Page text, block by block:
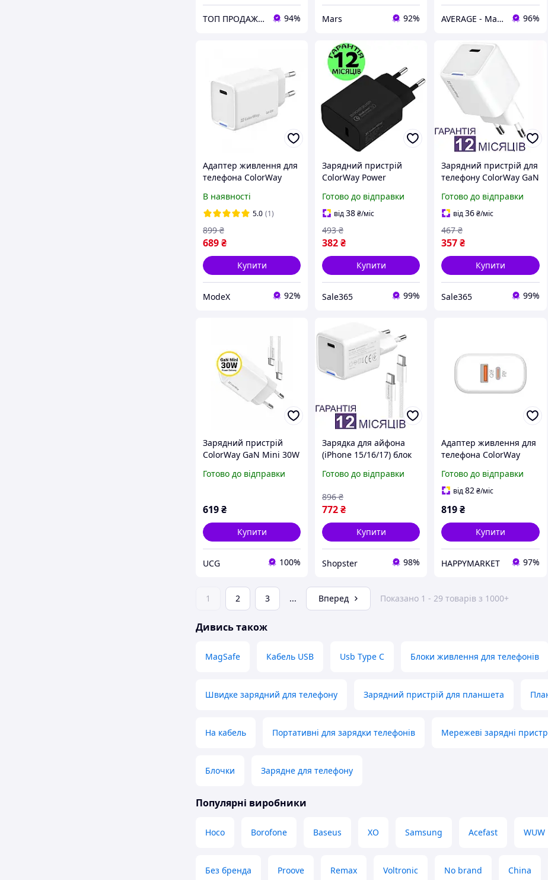
ТОП ПРОДАЖ | Інтернет-супермаркет «NUKLEON» 94% Mars 92% AVERAGE - Магазин Без предоплати 96%
Адаптер живлення для
телефона ColorWay
PPS USB-C White (CW-
CHS049PD-WT)
В наявності
5.0 (1)
689₴
899 ₴
Купити
ModeX 92%
Зарядний пристрій
ColorWay Power
C 20W V2, зарядка блок
живлення юсб тайп сі/
тип с
Готово до відправки
від38₴/міс
382₴
493 ₴
Купити
Sale365 99%
Зарядний пристрій для
телефону ColorWay GaN
білий, мережевий
адаптер швидкої
зарядки для iPhone
Готово до відправки
від36₴/міс
357₴
467 ₴
Купити
Sale365 99%
Зарядний пристрій
ColorWay GaN Mini 30W
C, швидка зарядка
Готово до відправки
619₴
Купити
UCG 100%
Зарядка для айфона
(iPhone 15/16/17) блок
зарядка 25W з кабелем
Готово до відправки
772₴
896 ₴
Купити
Shopster 98%
Адаптер живлення для
телефона ColorWay
USB (Type-C PD + USB
QC3.0) (45W) White (CW-
Готово до відправки
від82₴/міс
819₴
Купити
HAPPYMARKET 97%
1 2 3 ... Вперед Показано 1 - 29 товарів з 1000+
Дивись також
MagSafe Кабель USB Usb Type C Блоки живлення для телефонів
Швидке зарядний для телефону Зарядний пристрій для планшета
На кабель Портативні для зарядки телефонів Мережеві зарядні
Блочки Зарядне для телефону
Популярні виробники
Hoco Borofone Baseus XO Samsung Acefast WUW
Без бренда Proove Remax Voltronic No brand China